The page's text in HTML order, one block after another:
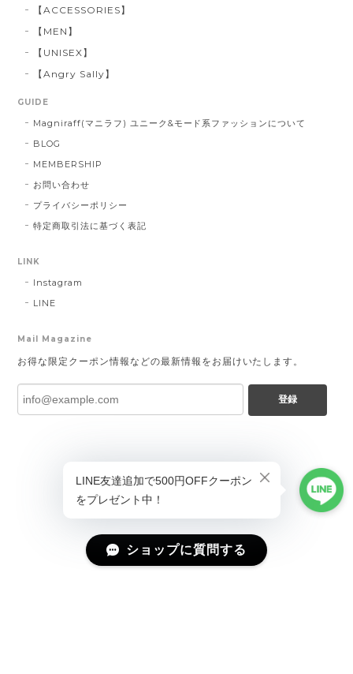
【ACCESSORIES】
【MEN】
【UNISEX】
【Angry Sally】
GUIDE
Magniraff(マニラフ) ユニーク&モード系ファッションについて
BLOG
MEMBERSHIP
お問い合わせ
プライバシーポリシー
特定商取引法に基づく表記
LINK
Instagram
LINE
Mail Magazine
お得な限定クーポン情報などの最新情報をお届けいたします。
登録
ショップに質問する